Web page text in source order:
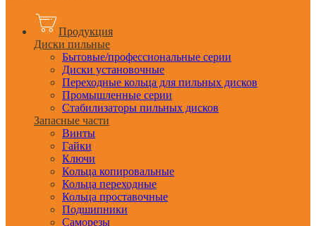
Продукция
Диски пильные
Бытовые/профессиональные серии
Диски установочные
Переходные кольца для пильных дисков
Промышленные серии
Стабилизаторы пильных дисков
Запасные части
Винты
Гайки
Ключи
Кольца копировальные
Кольца переходные
Кольца проставочные
Подшипники
Саморезы